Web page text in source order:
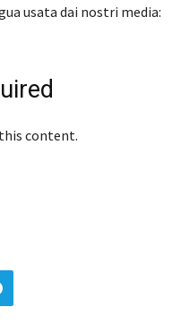
usata dai nostri media:
content.